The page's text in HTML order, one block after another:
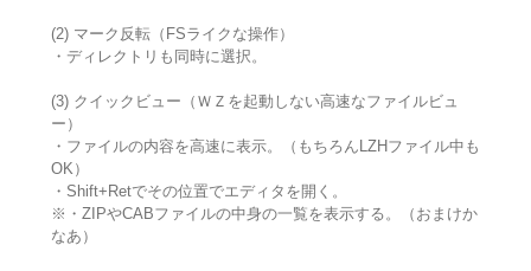
(2) マーク反転（FSライクな操作）
・ディレクトリも同時に選択。
(3) クイックビュー（ＷＺを起動しない高速なファイルビュ
ー）
・ファイルの内容を高速に表示。（もちろんLZHファイル中も
OK）
・Shift+Retでその位置でエディタを開く。
※・ZIPやCABファイルの中身の一覧を表示する。（おまけか
なあ）